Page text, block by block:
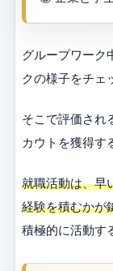
グループワーク
クの様子をチェ
そこで評価され
カウトを獲得す
就職活動は、早
経験を積むかが
積極的に活動す